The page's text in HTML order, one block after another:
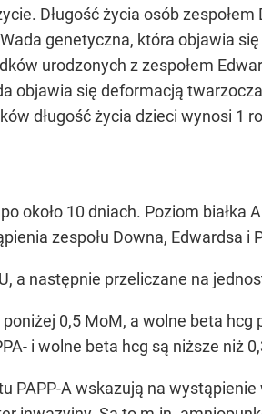
Długość życia osób
genetyczna, która objawia
urodzonych z zespołem
objawia się deformacją
długość życia dzieci wynosi 1
około 10 dniach. Poziom
zespołu Downa, Edwardsa i
a następnie przeliczane na
0,5 MoM, a wolne beta hcg
i wolne beta hcg są niższe niż
PAPP-A wskazują na